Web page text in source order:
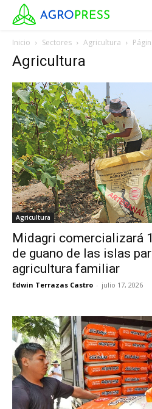
Inicio Sectores Agricultura
Agricultura
Agricultura
Midagri comercializará
de guano de las islas
agricultura familiar
Edwin Terrazas Castro - julio 17, 2026